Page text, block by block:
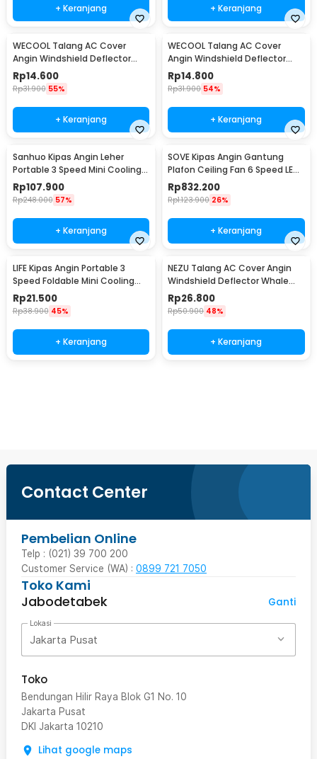
+ Keranjang + Keranjang
WECOOL Talang AC Cover
Angin Windshield Deflector
Cute Design Ski Animal - WL90
Rp14.600
Rp31.900 55%
+ Keranjang
WECOOL Talang AC Cover
Angin Windshield Deflector
Cute Design Winter Ice World -
WL90
Rp14.800
Rp31.900 54%
+ Keranjang
Sanhuo Kipas Angin Leher
Portable 3 Speed Mini Cooling
Fan 1800mAh - 350
Rp107.900
Rp248.000 57%
+ Keranjang
SOVE Kipas Angin Gantung
Plafon Ceiling Fan 6 Speed LED
52 Inch - FS2008
Rp832.200
Rp1.123.900 26%
+ Keranjang
LIFE Kipas Angin Portable 3
Speed Foldable Mini Cooling
Fan 800mAh - Y8
Rp21.500
Rp38.900 45%
+ Keranjang
NEZU Talang AC Cover Angin
Windshield Deflector Whale
Pattern - N9S
Rp26.800
Rp50.900 48%
+ Keranjang
Contact Center
Pembelian Online
Telp : (021) 39 700 200
Customer Service (WA) : 0899 721 7050
Toko Kami
Jabodetabek
Ganti
Lokasi
Jakarta Pusat
Toko
Bendungan Hilir Raya Blok G1 No. 10
Jakarta Pusat
DKI Jakarta 10210
Lihat google maps